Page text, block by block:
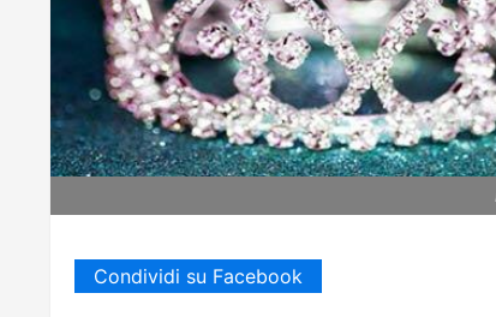
Condividi su Facebook